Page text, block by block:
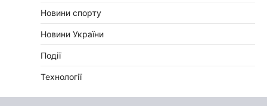
Новини спорту
Новини України
Події
Технології